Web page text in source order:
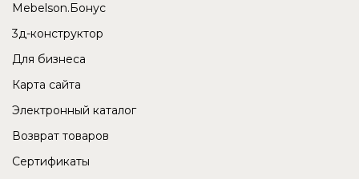
Mebelson.Бонус
3д-конструктор
Для бизнеса
Карта сайта
Электронный каталог
Возврат товаров
Сертификаты